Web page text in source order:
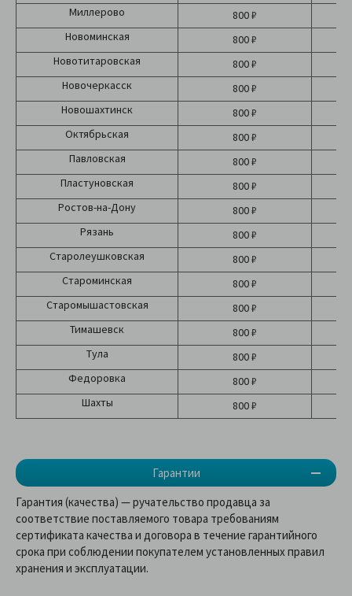
Гарантии
Миллерово
800 ₽
Новоминская
800 ₽
Новотитаровская
800 ₽
Новочеркасск
800 ₽
Новошахтинск
800 ₽
Октябрьская
800 ₽
Павловская
800 ₽
Пластуновская
800 ₽
Ростов-на-Дону
800 ₽
Рязань
800 ₽
Старолеушковская
800 ₽
Староминская
800 ₽
Старомышастовская
800 ₽
Тимашевск
800 ₽
Тула
800 ₽
Федоровка
800 ₽
Шахты
800 ₽
Гарантия (качества) — ручательство продавца за
соответствие поставляемого товара требованиям
сертификата качества и договора в течение гарантийного
срока при соблюдении покупателем установленных правил
хранения и эксплуатации.